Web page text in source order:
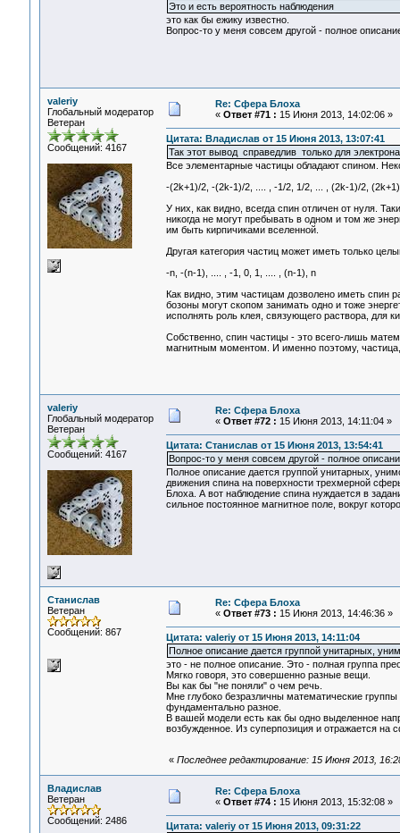
Это и есть вероятность наблюдения
это как бы ежику известно.
Вопрос-то у меня совсем другой - полное
valeriy
Глобальный модератор
Ветеран
Сообщений: 4167
Re: Сфера Блоха
« Ответ #71 : 15 Июня 2013, 14:02:06 »
Цитата: Владислав от 15 Июня 2013, 13:07:41
Так этот вывод справедлив только для
Все элементарные частицы обладают спином.
-(2k+1)/2, -(2k-1)/2, .... , -1/2, 1/2, ... , (2k-1)/2,
У них, как видно, всегда спин отличен от нуля.
никогда не могут пребывать в одном и том же
им быть кирпичиками вселенной.
Другая категория частиц может иметь только
-n, -(n-1), .... , -1, 0, 1, .... , (n-1), n
Как видно, этим частицам дозволено иметь спин
бозоны могут скопом занимать одно и тоже
исполнять роль клея, связующего раствора, для
Собственно, спин частицы - это всего-лишь
магнитным моментом. И именно поэтому, частица,
valeriy
Глобальный модератор
Ветеран
Сообщений: 4167
Re: Сфера Блоха
« Ответ #72 : 15 Июня 2013, 14:11:04 »
Цитата: Станислав от 15 Июня 2013, 13:54:41
Вопрос-то у меня совсем другой - полное
Полное описание дается группой унитарных,
движения спина на поверхности трехмерной
Блоха. А вот наблюдение спина нуждается в
сильное постоянное магнитное поле, вокруг
Станислав
Ветеран
Сообщений: 867
Re: Сфера Блоха
« Ответ #73 : 15 Июня 2013, 14:46:36 »
Цитата: valeriy от 15 Июня 2013, 14:11:04
Полное описание дается группой унитарных,
это - не полное описание. Это - полная группа
Мягко говоря, это совершенно разные вещи.
Вы как бы "не поняли" о чем речь.
Мне глубоко безразличны математические
фундаментально разное.
В вашей модели есть как бы одно выделенное
возбужденное. Из суперпозиция и отражается
« Последнее редактирование: 15 Июня 2013,
Владислав
Ветеран
Сообщений: 2486
Re: Сфера Блоха
« Ответ #74 : 15 Июня 2013, 15:32:08 »
Цитата: valeriy от 15 Июня 2013, 09:31:22